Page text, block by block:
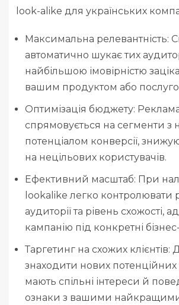
look-alike для українських
Максимальна релевантність:
автоматично шукає тих
найбільшою імовірністю
вашим продуктом або
Оптимізація бюджету:
спрямовується на сегменти
потенціалом конверсії,
на нецільових користувачів.
Ефективний масштаб: При
lookalike легко контролювати
аудиторії та рівень схожості,
кампанію під конкретні бізнес-
Таргетинг на схожих клієнтів:
знаходити нових потенційних
мають спільні інтереси й
ознаки з вашими найкращими